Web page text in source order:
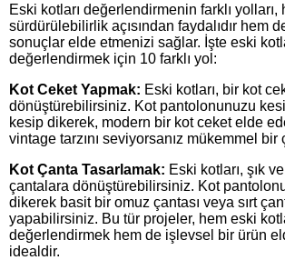
Eski kotları değerlendirmenin farklı yolları,
sürdürülebilirlik açısından faydalıdır hem
sonuçlar elde etmenizi sağlar. İşte eski
değerlendirmek için 10 farklı yol:
Kot Ceket Yapmak: Eski kotları, bir kot
dönüştürebilirsiniz. Kot pantolonunuzu
kesip dikerek, modern bir kot ceket elde
vintage tarzını seviyorsanız mükemmel bir
Kot Çanta Tasarlamak: Eski kotları, şık
çantalara dönüştürebilirsiniz. Kot
dikerek basit bir omuz çantası veya sırt
yapabilirsiniz. Bu tür projeler, hem eski
değerlendirmek hem de işlevsel bir ürün
idealdir.